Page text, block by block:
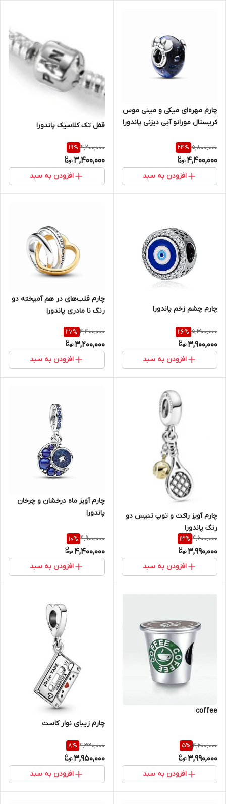
چارم مهره‌ای میکی و مینی موس
کریستال مورانو آبی دیزنی پاندورا
5,800,000
24%
4,400,000
افزودن به سبد
قفل تک کلاسیک پاندورا
4,200,000
19%
3,400,000
افزودن به سبد
چارم چشم زخم پاندورا
5,300,000
26%
3,900,000
افزودن به سبد
چارم قلب‌های در هم آمیخته دو
رنگ نا مادری پاندورا
4,400,000
27%
3,200,000
افزودن به سبد
چارم آویز راکت و توپ تنیس دو
رنگ پاندورا
4,600,000
13%
3,990,000
افزودن به سبد
چارم آویز ماه درخشان و چرخان
پاندورا
4,900,000
10%
4,400,000
افزودن به سبد
coffee
4,200,000
5%
3,990,000
افزودن به سبد
چارم زیبای نوار کاست
4,320,000
8%
3,950,000
افزودن به سبد